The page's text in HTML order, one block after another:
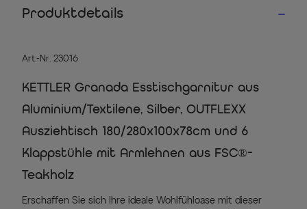
Produktdetails
Art.-Nr. 23016
KETTLER Granada Esstischgarnitur aus
Aluminium/Textilene, Silber, OUTFLEXX
Ausziehtisch 180/280x100x78cm und 6
Klappstühle mit Armlehnen aus FSC®-
Teakholz
Erschaffen Sie sich Ihre ideale Wohlfühloase mit dieser